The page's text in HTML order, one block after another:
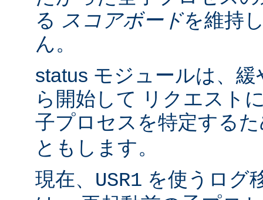
る スコアボードを維持
ん。
status モジュールは、
ら開始して リクエスト
子プロセスを特定する
ともします。
現在、 USR1 を使うログ